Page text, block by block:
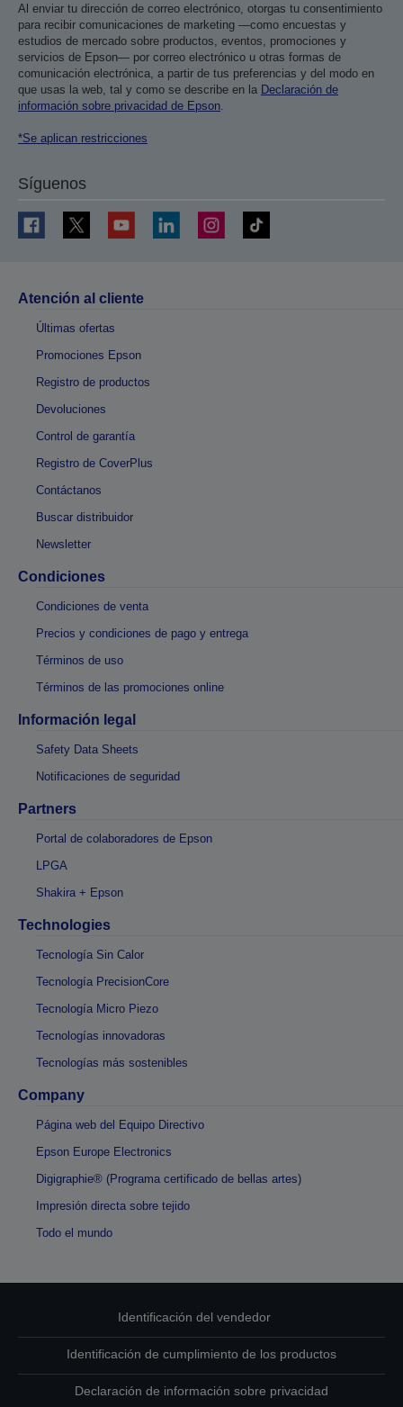
Al enviar tu dirección de correo electrónico, otorgas tu consentimiento
para recibir comunicaciones de marketing —como encuestas y
estudios de mercado sobre productos, eventos, promociones y
servicios de Epson— por correo electrónico u otras formas de
comunicación electrónica, a partir de tus preferencias y del modo en
que usas la web, tal y como se describe en la Declaración de
información sobre privacidad de Epson
*Se aplican restricciones
Síguenos
Atención al cliente
Últimas ofertas
Promociones Epson
Registro de productos
Devoluciones
Control de garantía
Registro de CoverPlus
Contáctanos
Buscar distribuidor
Newsletter
Condiciones
Condiciones de venta
Precios y condiciones de pago y entrega
Términos de uso
Términos de las promociones online
Información legal
Safety Data Sheets
Notificaciones de seguridad
Partners
Portal de colaboradores de Epson
LPGA
Shakira + Epson
Technologies
Tecnología Sin Calor
Tecnología PrecisionCore
Tecnología Micro Piezo
Tecnologías innovadoras
Tecnologías más sostenibles
Company
Página web del Equipo Directivo
Epson Europe Electronics
Digigraphie® (Programa certificado de bellas artes)
Impresión directa sobre tejido
Todo el mundo
Identificación del vendedor
Identificación de cumplimiento de los productos
Declaración de información sobre privacidad